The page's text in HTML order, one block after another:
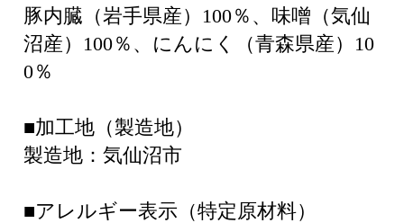
豚内臓（岩手県産）100％、味噌（気仙
沼産）100％、にんにく（青森県産）10
0％
■加工地（製造地）
製造地：気仙沼市
■アレルギー表示（特定原材料）